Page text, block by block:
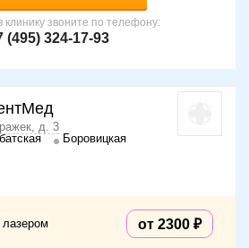
клинику звоните по телефону:
(495) 324-17-93
д. 3
Боровицкая
лазером от 2300